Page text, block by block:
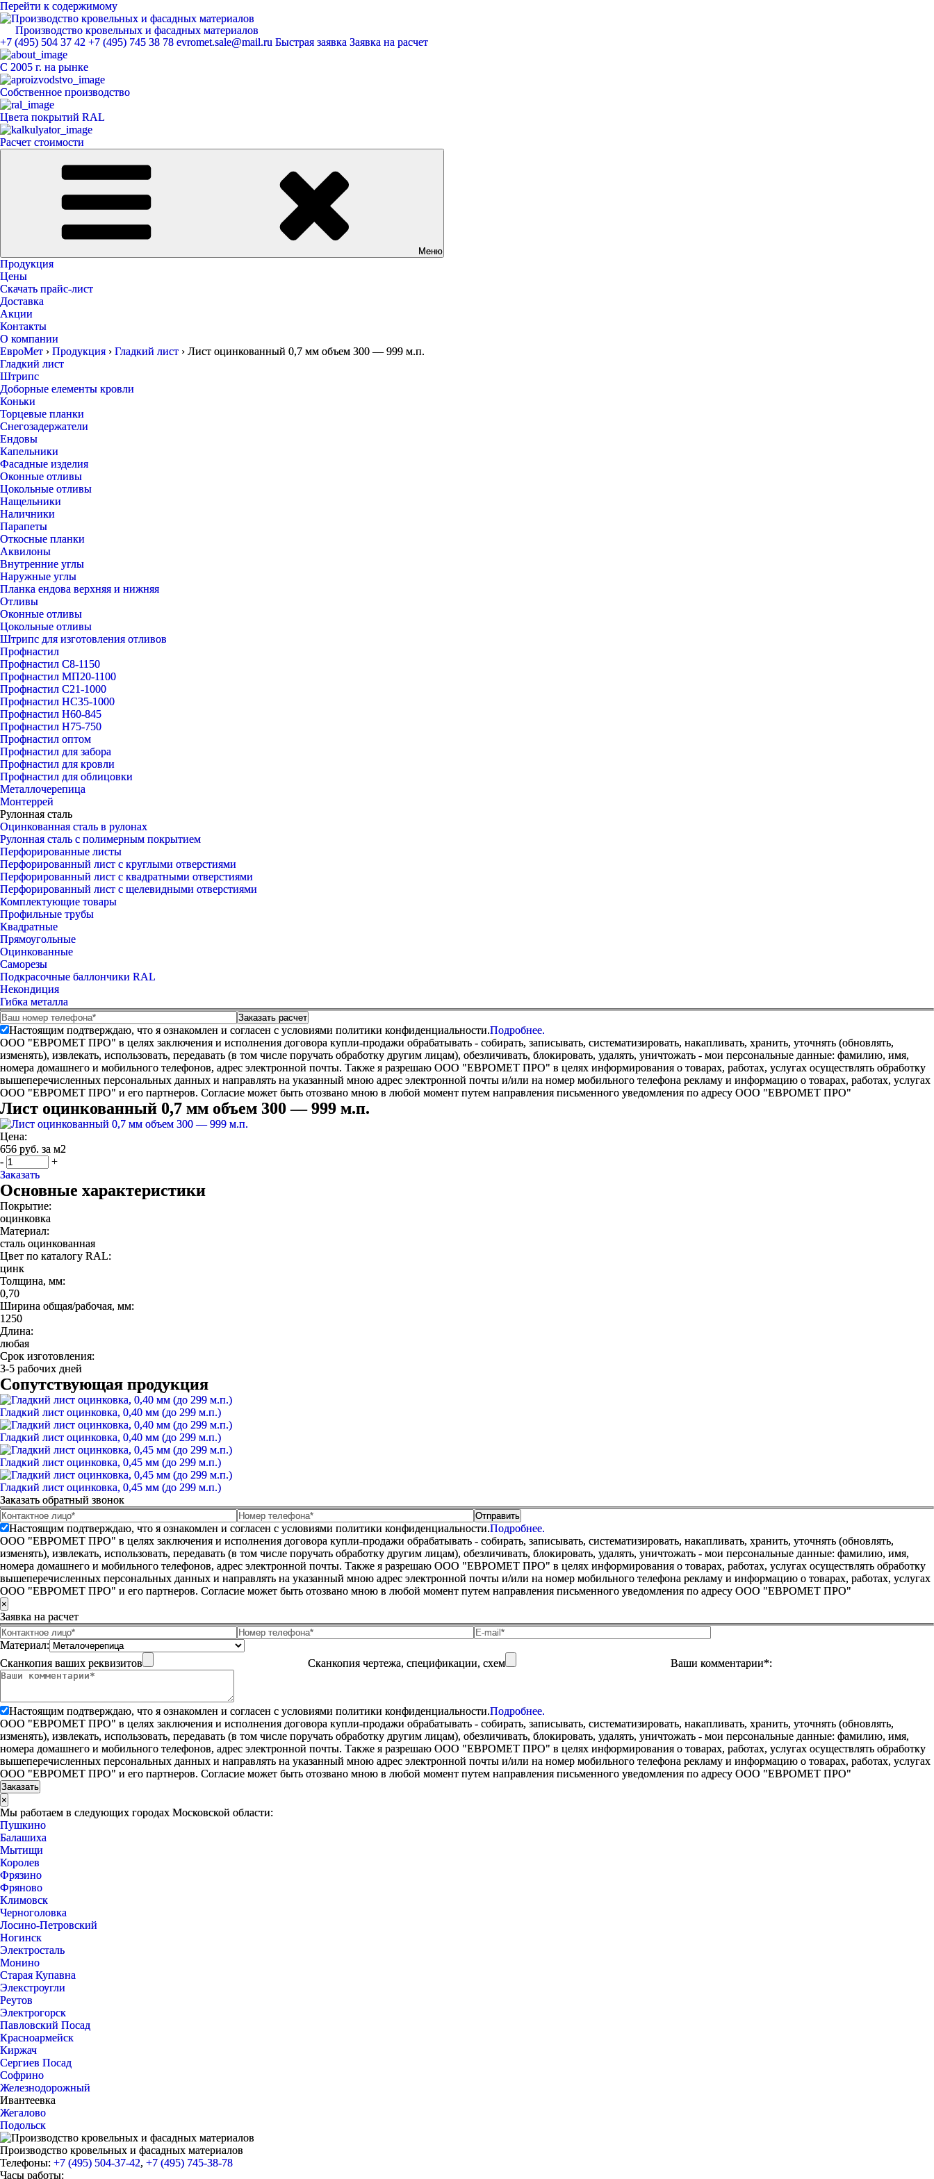
Перейти к содержимому
Производство кровельных и фасадных материалов
ЕвроМет
+7 (495) 504 37 42 +7 (495) 745 38 78 evromet.sale@mail.ru Быстрая заявка Заявка на расчет
С 2005 г. на рынке
Собственное производство
Цвета покрытий RAL
Расчет стоимости
Меню
Продукция
Цены
Скачать прайс-лист
Доставка
Акции
Контакты
О компании
ЕвроМет › Продукция › Гладкий лист › Лист оцинкованный 0,7 мм объем 300 — 999 м.п.
Гладкий лист
Штрипс
Доборные елементы кровли
Коньки
Торцевые планки
Снегозадержатели
Ендовы
Капельники
Фасадные изделия
Оконные отливы
Цокольные отливы
Нащельники
Наличники
Парапеты
Откосные планки
Аквилоны
Внутренние углы
Наружные углы
Планка ендова верхняя и нижняя
Отливы
Оконные отливы
Цокольные отливы
Штрипс для изготовления отливов
Профнастил
Профнастил С8-1150
Профнастил МП20-1100
Профнастил С21-1000
Профнастил НС35-1000
Профнастил Н60-845
Профнастил Н75-750
Профнастил оптом
Профнастил для забора
Профнастил для кровли
Профнастил для облицовки
Металлочерепица
Монтеррей
Рулонная сталь
Оцинкованная сталь в рулонах
Рулонная сталь с полимерным покрытием
Перфорированные листы
Перфорированный лист с круглыми отверстиями
Перфорированный лист с квадратными отверстиями
Перфорированный лист с щелевидными отверстиями
Комплектующие товары
Профильные трубы
Квадратные
Прямоугольные
Оцинкованные
Саморезы
Подкрасочные баллончики RAL
Некондиция
Гибка металла
Настоящим подтверждаю, что я ознакомлен и согласен с условиями политики конфиденциальности.Подробнее.
ООО "ЕВРОМЕТ ПРО" в целях заключения и исполнения договора купли-продажи обрабатывать - собирать, записывать, систематизировать, накапливать, хранить, уточнять (обновлять,
изменять), извлекать, использовать, передавать (в том числе поручать обработку другим лицам), обезличивать, блокировать, удалять, уничтожать - мои персональные данные: фамилию, имя,
номера домашнего и мобильного телефонов, адрес электронной почты. Также я разрешаю ООО "ЕВРОМЕТ ПРО" в целях информирования о товарах, работах, услугах осуществлять обработку
вышеперечисленных персональных данных и направлять на указанный мною адрес электронной почты и/или на номер мобильного телефона рекламу и информацию о товарах, работах, услугах
ООО "ЕВРОМЕТ ПРО" и его партнеров. Согласие может быть отозвано мною в любой момент путем направления письменного уведомления по адресу ООО "ЕВРОМЕТ ПРО"
Лист оцинкованный 0,7 мм объем 300 — 999 м.п.
Цена:
656 руб. за м2
-
+
Заказать
Основные характеристики
Покрытие:
оцинковка
Материал:
сталь оцинкованная
Цвет по каталогу RAL:
цинк
Толщина, мм:
0,70
Ширина общая/рабочая, мм:
1250
Длина:
любая
Срок изготовления:
3-5 рабочих дней
Сопутствующая продукция
Гладкий лист оцинковка, 0,40 мм (до 299 м.п.)
Гладкий лист оцинковка, 0,40 мм (до 299 м.п.)
Гладкий лист оцинковка, 0,45 мм (до 299 м.п.)
Гладкий лист оцинковка, 0,45 мм (до 299 м.п.)
Заказать обратный звонок
Настоящим подтверждаю, что я ознакомлен и согласен с условиями политики конфиденциальности.Подробнее.
ООО "ЕВРОМЕТ ПРО" в целях заключения и исполнения договора купли-продажи обрабатывать - собирать, записывать, систематизировать, накапливать, хранить, уточнять (обновлять,
изменять), извлекать, использовать, передавать (в том числе поручать обработку другим лицам), обезличивать, блокировать, удалять, уничтожать - мои персональные данные: фамилию, имя,
номера домашнего и мобильного телефонов, адрес электронной почты. Также я разрешаю ООО "ЕВРОМЕТ ПРО" в целях информирования о товарах, работах, услугах осуществлять обработку
вышеперечисленных персональных данных и направлять на указанный мною адрес электронной почты и/или на номер мобильного телефона рекламу и информацию о товарах, работах, услугах
ООО "ЕВРОМЕТ ПРО" и его партнеров. Согласие может быть отозвано мною в любой момент путем направления письменного уведомления по адресу ООО "ЕВРОМЕТ ПРО"
×
Заявка на расчет
Материал:
Сканкопия ваших реквизитов
Сканкопия чертежа, спецификации, схем Ваши комментарии*:
Настоящим подтверждаю, что я ознакомлен и согласен с условиями политики конфиденциальности.Подробнее.
ООО "ЕВРОМЕТ ПРО" в целях заключения и исполнения договора купли-продажи обрабатывать - собирать, записывать, систематизировать, накапливать, хранить, уточнять (обновлять,
изменять), извлекать, использовать, передавать (в том числе поручать обработку другим лицам), обезличивать, блокировать, удалять, уничтожать - мои персональные данные: фамилию, имя,
номера домашнего и мобильного телефонов, адрес электронной почты. Также я разрешаю ООО "ЕВРОМЕТ ПРО" в целях информирования о товарах, работах, услугах осуществлять обработку
вышеперечисленных персональных данных и направлять на указанный мною адрес электронной почты и/или на номер мобильного телефона рекламу и информацию о товарах, работах, услугах
ООО "ЕВРОМЕТ ПРО" и его партнеров. Согласие может быть отозвано мною в любой момент путем направления письменного уведомления по адресу ООО "ЕВРОМЕТ ПРО"
×
Мы работаем в следующих городах Московской области:
Пушкино
Балашиха
Мытищи
Королев
Фрязино
Фряново
Климовск
Черноголовка
Лосино-Петровский
Ногинск
Электросталь
Монино
Старая Купавна
Элекстроугли
Реутов
Электрогорск
Павловский Посад
Красноармейск
Киржач
Сергиев Посад
Софрино
Железнодорожный
Ивантеевка
Жегалово
Подольск
Производство кровельных и фасадных материалов
Телефоны: +7 (495) 504-37-42, +7 (495) 745-38-78
Часы работы: